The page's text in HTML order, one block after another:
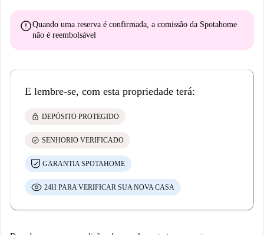
errorQuando uma reserva é confirmada, a comissão da Spotahome
não é reembolsável
E lembre-se, com esta propriedade terá:
lock DEPÓSITO PROTEGIDO
check_circle SENHORIO VERIFICADO
GARANTIA SPOTAHOME
24H PARA VERIFICAR SUA NOVA CASA